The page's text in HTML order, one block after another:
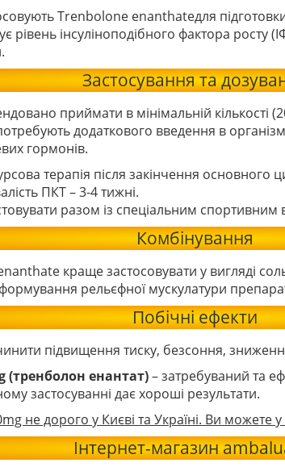
Trenbolone enanthateдля
рівень інсуліноподібного фактора росту
Застосування та
приймати в мінімальній кількості
додаткового введення в
гормонів.
терапія після закінчення основного
ПКТ – 3-4 тижні.
разом із спеціальним
Комбінування
краще застосовувати у вигляді
рельєфної мускулатури
Побічні ефекти
підвищення тиску, безсоння,
(тренболон енантат)– затребуваний та
застосуванні дає хороші результати.
не дорого у Києві та Україні. Ви
Інтернет-магазин